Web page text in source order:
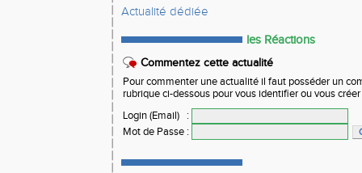
Actualité dédiée
les Réactions
Commentez cette actualité
Pour commenter une actualité il faut posséder un
rubrique ci-dessous pour vous identifier ou vous
Login (Email)
:
Mot de Passe :